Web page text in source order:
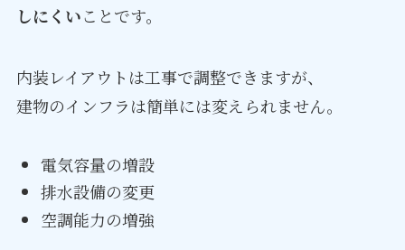
しにくいことです。
内装レイアウトは工事で調整できますが、
建物のインフラは簡単には変えられません。
電気容量の増設
排水設備の変更
空調能力の増強